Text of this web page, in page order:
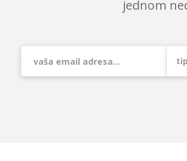
jednom